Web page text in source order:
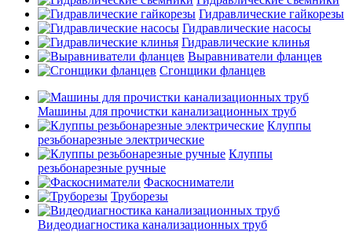
Гидравлические гайкорезы
Гидравлические насосы
Гидравлические клинья
Выравниватели фланцев
Сгонщики фланцев
Машины для прочистки канализационных труб
Клуппы
резьбонарезные электрические
Клуппы
резьбонарезные ручные
Фаскосниматели
Труборезы
Видеодиагностика канализационных труб